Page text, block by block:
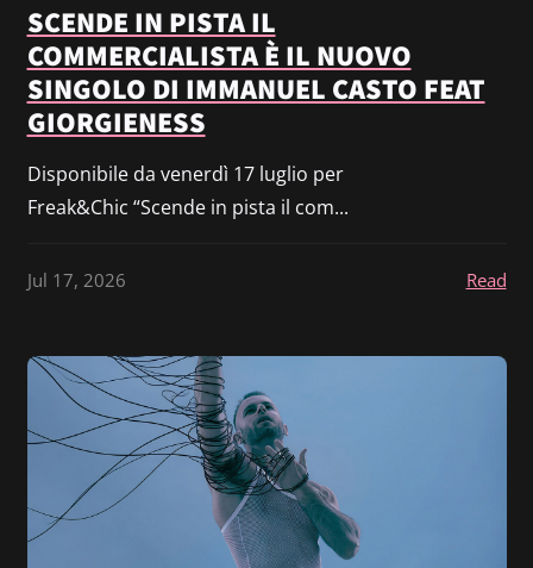
SCENDE IN PISTA IL
COMMERCIALISTA È IL NUOVO
SINGOLO DI IMMANUEL CASTO FEAT
GIORGIENESS
Disponibile da venerdì 17 luglio per
Freak&Chic “Scende in pista il com...
Jul 17, 2026 Read